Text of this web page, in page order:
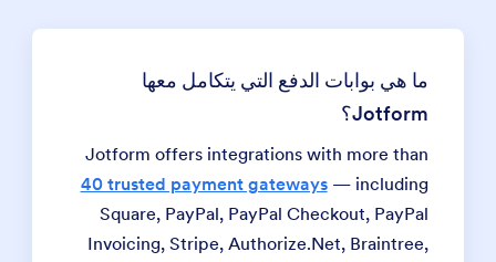
ما هي بوابات الدفع التي يتكامل معها
Jotform؟
Jotform offers integrations with more than
40 trusted payment gateways— including
Square, PayPal, PayPal Checkout, PayPal
Invoicing, Stripe, Authorize.Net, Braintree,